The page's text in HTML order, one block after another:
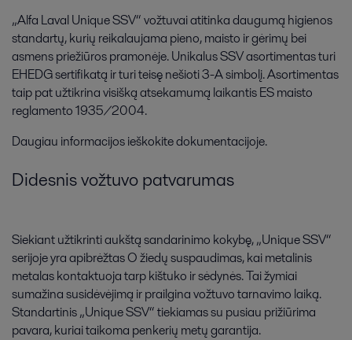
„Alfa Laval Unique SSV“ vožtuvai atitinka daugumą higienos
standartų, kurių reikalaujama pieno, maisto ir gėrimų bei
asmens priežiūros pramonėje. Unikalus SSV asortimentas turi
EHEDG sertifikatą ir turi teisę nešioti 3-A simbolį. Asortimentas
taip pat užtikrina visišką atsekamumą laikantis ES maisto
reglamento 1935/2004.
Daugiau informacijos ieškokite dokumentacijoje.
Didesnis vožtuvo patvarumas
Siekiant užtikrinti aukštą sandarinimo kokybę, „Unique SSV“
serijoje yra apibrėžtas O žiedų suspaudimas, kai metalinis
metalas kontaktuoja tarp kištuko ir sėdynės. Tai žymiai
sumažina susidėvėjimą ir prailgina vožtuvo tarnavimo laiką.
Standartinis „Unique SSV“ tiekiamas su pusiau prižiūrima
pavara, kuriai taikoma penkerių metų garantija.